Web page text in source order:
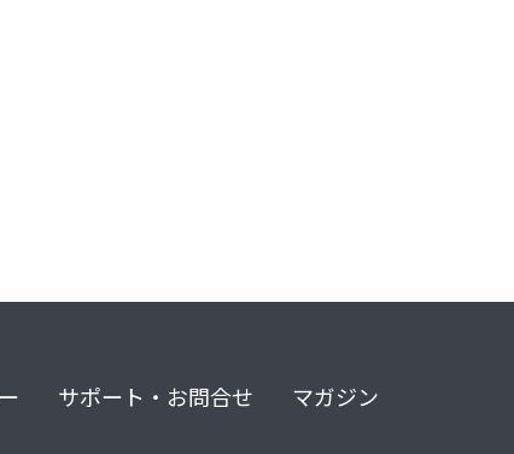
サポート・お問合せ マガジン